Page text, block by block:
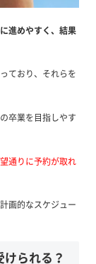
進めやすく、結果
ており、それらを
卒業を目指しやす
通りに予約が取れ
画的なスケジュー
られる？